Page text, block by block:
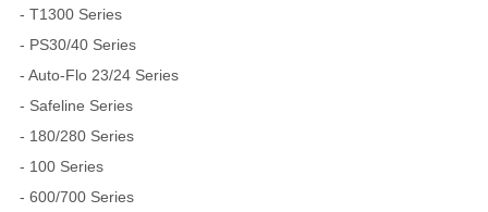
- T1300 Series
- PS30/40 Series
- Auto-Flo 23/24 Series
- Safeline Series
- 180/280 Series
- 100 Series
- 600/700 Series